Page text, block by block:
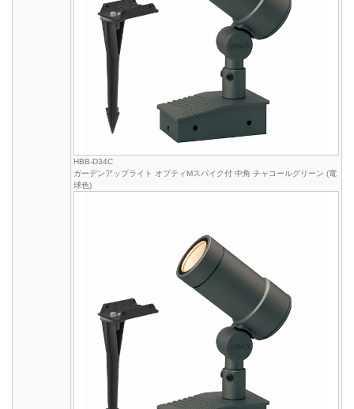
HBB-D34C
ガーデンアップライト オプティMスパイク付 中角 チャコールグリーン (電
球色)